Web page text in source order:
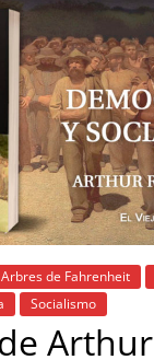
Arbres de Fahrenheit
Socialismo
Arthur